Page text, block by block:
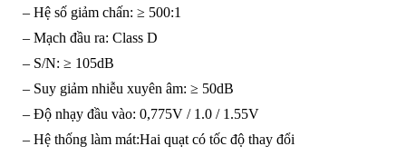
– Hệ số giảm chấn: ≥ 500:1
– Mạch đầu ra: Class D
– S/N: ≥ 105dB
– Suy giảm nhiễu xuyên âm: ≥ 50dB
– Độ nhạy đầu vào: 0,775V / 1.0 / 1.55V
– Hệ thống làm mát:Hai quạt có tốc độ thay đổi